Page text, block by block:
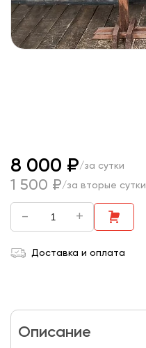
8 000 ₽/за сутки
1 500 ₽/за вторые сутки
- +
Доставка и оплата
Описание